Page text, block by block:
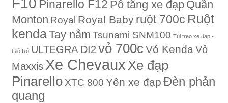
F10 Pinarello F12 Pô tăng xe đạp Quần
Monton Royal Royal Baby ruột 700c Ruột
kendaTay nắm Tsunami SNM100 Túi treo xe đạp -
Giỏ Rổ ULTEGRA DI2 vỏ 700cVỏ KendaVỏ
Maxxis Xe Chevaux Xe đạp
Pinarello XTC 800 Yên xe đạp Đèn phản
quang